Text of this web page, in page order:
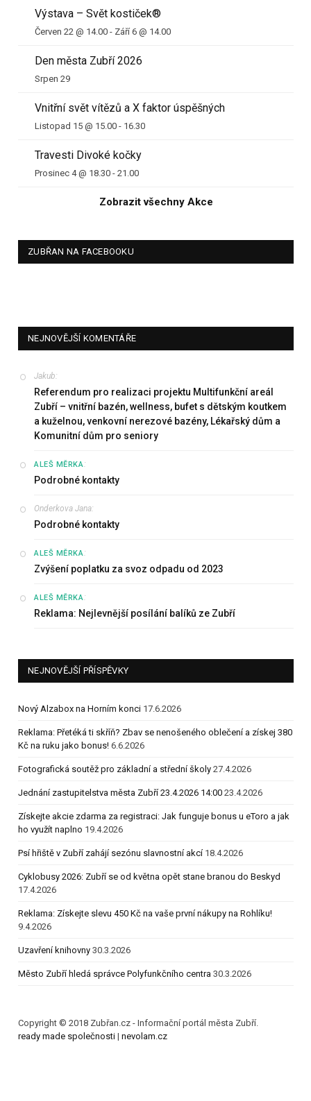
Výstava – Svět kostiček®
Červen 22 @ 14.00 - Září 6 @ 14.00
Den města Zubří 2026
Srpen 29
Vnitřní svět vítězů a X faktor úspěšných
Listopad 15 @ 15.00 - 16.30
Travesti Divoké kočky
Prosinec 4 @ 18.30 - 21.00
Zobrazit všechny Akce
ZUBŘAN NA FACEBOOKU
NEJNOVĚJŠÍ KOMENTÁŘE
Jakub:
Referendum pro realizaci projektu Multifunkční areál
Zubří – vnitřní bazén, wellness, bufet s dětským koutkem
a kuželnou, venkovní nerezové bazény, Lékařský dům a
Komunitní dům pro seniory
ALEŠ MĚRKA:
Podrobné kontakty
Onderkova Jana:
Podrobné kontakty
ALEŠ MĚRKA:
Zvýšení poplatku za svoz odpadu od 2023
ALEŠ MĚRKA:
Reklama: Nejlevnější posílání balíků ze Zubří
NEJNOVĚJŠÍ PŘÍSPĚVKY
Nový Alzabox na Horním konci 17.6.2026
Reklama: Přetéká ti skříň? Zbav se nenošeného oblečení a získej 380
Kč na ruku jako bonus! 6.6.2026
Fotografická soutěž pro základní a střední školy 27.4.2026
Jednání zastupitelstva města Zubří 23.4.2026 14:00 23.4.2026
Získejte akcie zdarma za registraci: Jak funguje bonus u eToro a jak
ho využít naplno 19.4.2026
Psí hřiště v Zubří zahájí sezónu slavnostní akcí 18.4.2026
Cyklobusy 2026: Zubří se od května opět stane branou do Beskyd
17.4.2026
Reklama: Získejte slevu 450 Kč na vaše první nákupy na Rohlíku!
9.4.2026
Uzavření knihovny 30.3.2026
Město Zubří hledá správce Polyfunkčního centra 30.3.2026
Copyright © 2018 Zubřan.cz - Informační portál města Zubří.
ready made společnosti | nevolam.cz